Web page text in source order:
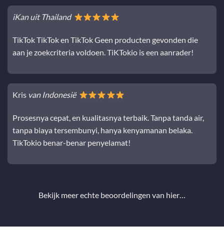
iKan uit Thailand
TikTok TikTok en TikTok Geen producten gevonden die
aan je zoekcriteria voldoen. TiKTokio is een aanrader!
Krisvan Indonesië
Prosesnya cepat, en kualitasnya terbaik. Tanpa tanda air,
tanpa biaya tersembunyi, hanya kenyamanan belaka.
TikTokio benar-benar penyelamat!
Bekijk meer echte beoordelingen van hier…